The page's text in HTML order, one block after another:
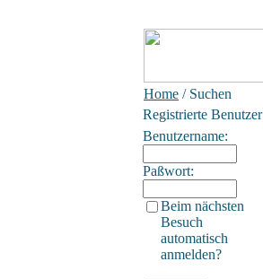
Home / Suchen
Registrierte Benutzer
Benutzername:
Paßwort:
Beim nächsten
Besuch
automatisch
anmelden?